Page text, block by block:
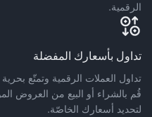
الرقمية.
تداول بأسعارك المفضلة
تداول العملات الرقمية وتمتّع
قُم بالشراء أو البيع من العروض
لتحديد أسعارك الخاصّة.